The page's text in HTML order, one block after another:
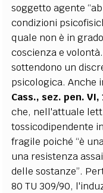
soggetto agente
condizioni
quale non è in
coscienza e
sottendono un
psicologica. Anche
Cass., sez. pen.
che, nell'attuale
tossicodipendente
fragile poiché “è
una resistenza
delle sostanze”.
80 TU 309/90,